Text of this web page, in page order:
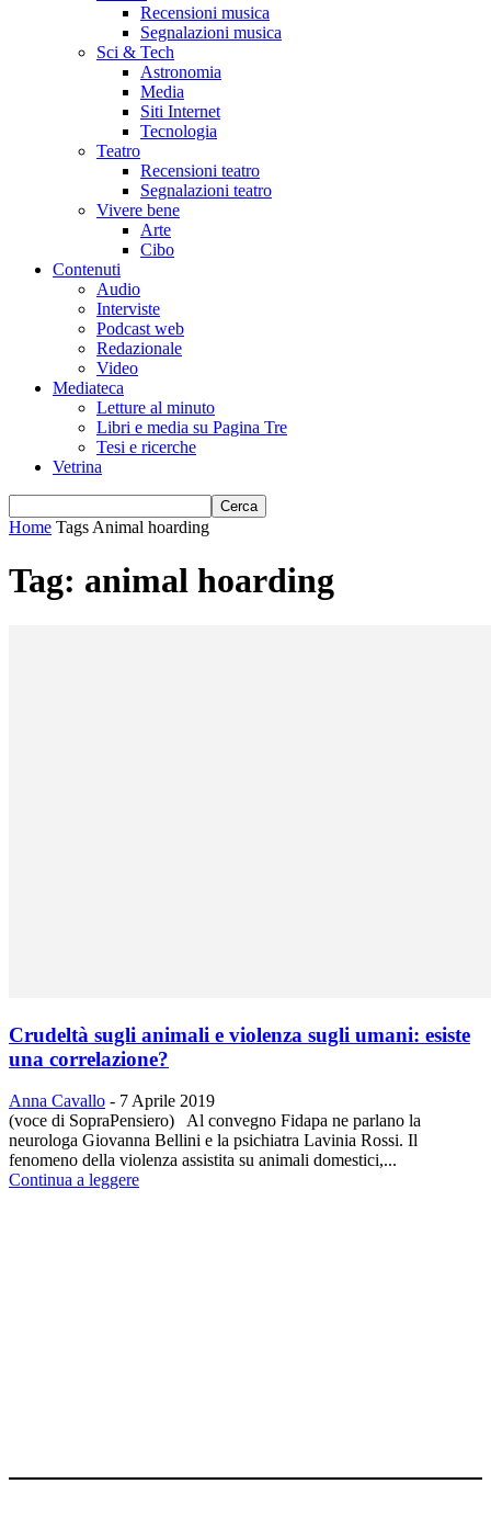
Recensioni musica
Segnalazioni musica
Sci & Tech
Astronomia
Media
Siti Internet
Tecnologia
Teatro
Recensioni teatro
Segnalazioni teatro
Vivere bene
Arte
Cibo
Contenuti
Audio
Interviste
Podcast web
Redazionale
Video
Mediateca
Letture al minuto
Libri e media su Pagina Tre
Tesi e ricerche
Vetrina
Home Tags Animal hoarding
Tag: animal hoarding
Crudeltà sugli animali e violenza sugli umani: esiste
una correlazione?
Anna Cavallo - 7 Aprile 2019
(voce di SopraPensiero) Al convegno Fidapa ne parlano la
neurologa Giovanna Bellini e la psichiatra Lavinia Rossi. Il
fenomeno della violenza assistita su animali domestici,...
Continua a leggere